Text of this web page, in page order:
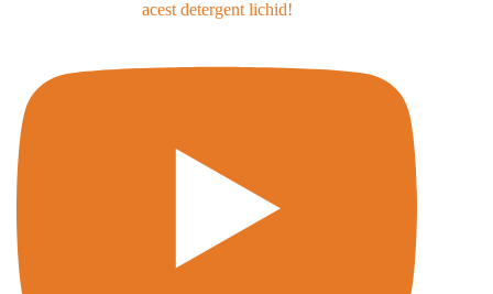
acest detergent lichid!